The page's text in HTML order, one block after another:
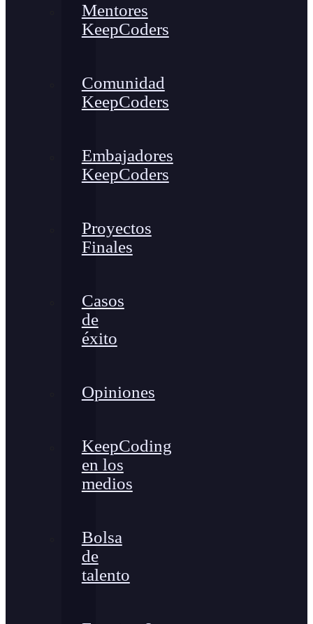
Mentores
KeepCoders
Comunidad
KeepCoders
Embajadores
KeepCoders
Proyectos
Finales
Casos
de
éxito
Opiniones
KeepCoding
en los
medios
Bolsa
de
talento